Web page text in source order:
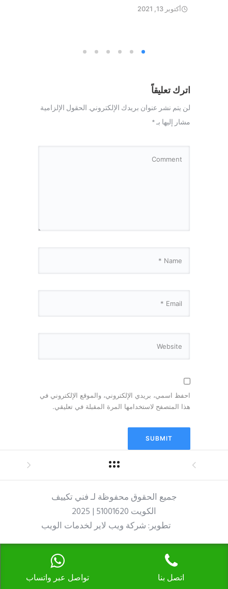
أكتوبر 13, 2021
اترك تعليقاً
لن يتم نشر عنوان بريدك الإلكتروني. الحقول الإلزامية
مشار إليها بـ*
احفظ اسمي، بريدي الإلكتروني، والموقع الإلكتروني في
هذا المتصفح لاستخدامها المرة المقبلة في تعليقي.
جميع الحقوق محفوظة لـ فني تكييف
الكويت 51001620 | 2025
تطوير: شركة ويب لاير لخدمات الويب
اتصل بنا تواصل عبر واتساب